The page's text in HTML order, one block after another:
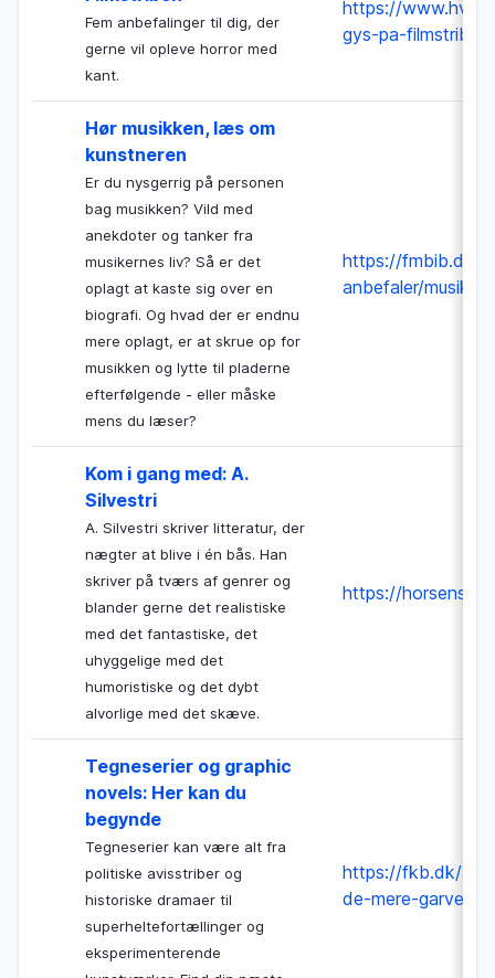
Fem anbefalinger til dig, der
gerne vil opleve horror med
kant.
https://
gys-pa-filmstriben
Hør musikken, læs om
kunstneren
Er du nysgerrig på personen
bag musikken? Vild med
anekdoter og tanker fra
musikernes liv? Så er det
oplagt at kaste sig over en
biografi. Og hvad der er endnu
mere oplagt, er at skrue op for
musikken og lytte til pladerne
efterfølgende - eller måske
mens du læser?
https://fmbib.dk/
anbefaler/
Kom i gang med: A.
Silvestri
A. Silvestri skriver litteratur, der
nægter at blive i én bås. Han
skriver på tværs af genrer og
blander gerne det realistiske
med det fantastiske, det
uhyggelige med det
humoristiske og det dybt
alvorlige med det skæve.
https://
Tegneserier og graphic
novels: Her kan du
begynde
Tegneserier kan være alt fra
politiske avisstriber og
historiske dramaer til
superheltefortællinger og
eksperimenterende
https://fkb.dk/
de-mere-garvede